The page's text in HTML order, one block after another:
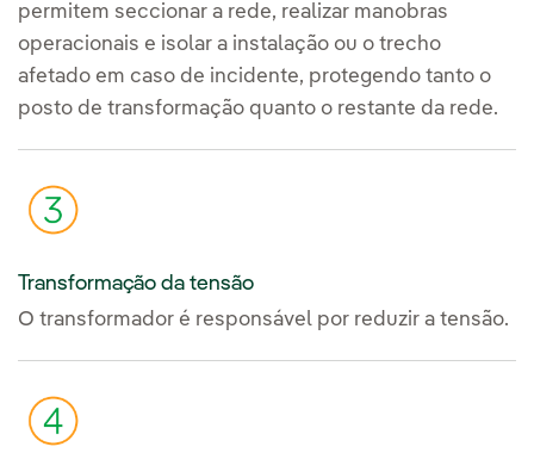
permitem seccionar a rede, realizar manobras
operacionais e isolar a instalação ou o trecho
afetado em caso de incidente, protegendo tanto o
posto de transformação quanto o restante da rede.
Transformação da tensão
O transformador é responsável por reduzir a tensão.